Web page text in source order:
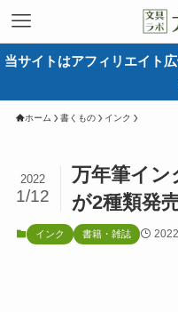
当サイトはアフィリエイト
ホーム 書くもの インク
万年筆イン
が2種類発
2022
1/12
インク 書籍・雑誌